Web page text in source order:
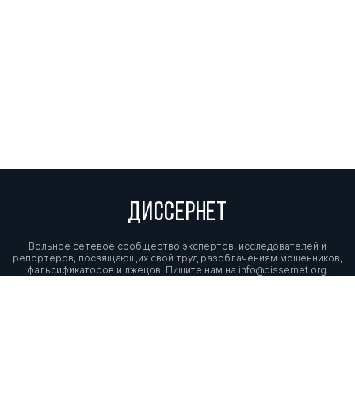
ДИССЕРНЕТ
Вольное сетевое сообщество экспертов, исследователей и
репортеров, посвящающих свой труд разоблачениям мошенников,
фальсификаторов и лжецов. Пишите нам на info@dissernet.org.